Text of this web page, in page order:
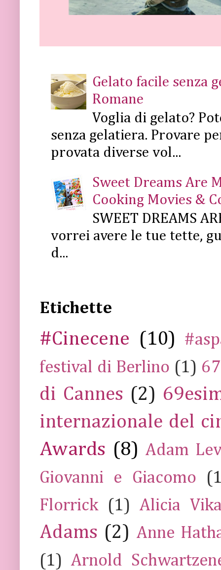
Gelato facile senza
Romane
Voglia di gelato?
senza gelatiera. Provare
provata diverse vol...
Sweet Dreams Are
Cooking Movies &
SWEET DREAMS
vorrei avere le tue tette,
d...
Etichette
#Cinecene (10)
festival di Berlino (1)
di Cannes (2)
internazionale del
Awards (8) Adam
Giovanni e Giacomo
Florrick
(1) Alicia
Adams (2) Anne
(1) Arnold